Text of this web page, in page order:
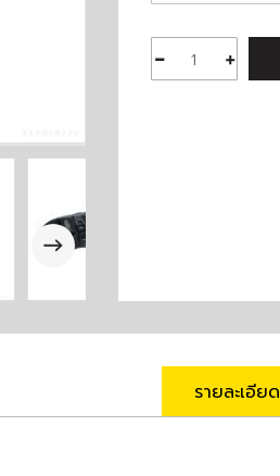
รายละเอียด